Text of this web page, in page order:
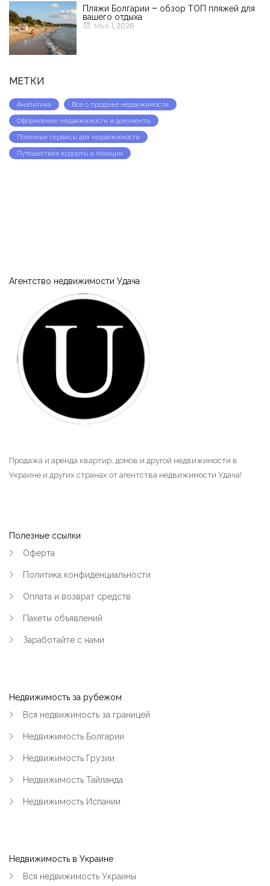
Пляжи Болгарии – обзор ТОП пляжей для
вашего отдыха
Май 1, 2026
МЕТКИ
Аналитика
Все о продаже недвижимости
Оформление недвижимости и документы
Полезные сервисы для недвижимости
Путешествия курорты и локации
Агентство недвижимости Удача
Продажа и аренда квартир, домов и другой недвижимости в
Украине и других странах от агентства недвижимости Удача!
Полезные ссылки
Оферта
Политика конфиденциальности
Оплата и возврат средств
Пакеты объявлений
Заработайте с нами
Недвижимость за рубежом
Вся недвижимость за границей
Недвижимость Болгарии
Недвижимость Грузии
Недвижимость Тайланда
Недвижимость Испании
Недвижимость в Украине
Вся недвижимость Украины